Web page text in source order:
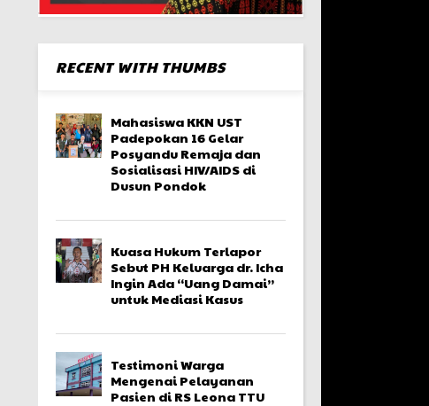
RECENT WITH THUMBS
Mahasiswa KKN UST
Padepokan 16 Gelar
Posyandu Remaja dan
Sosialisasi HIV/AIDS di
Dusun Pondok
Kuasa Hukum Terlapor
Sebut PH Keluarga dr. Icha
Ingin Ada “Uang Damai”
untuk Mediasi Kasus
Testimoni Warga
Mengenai Pelayanan
Pasien di RS Leona TTU